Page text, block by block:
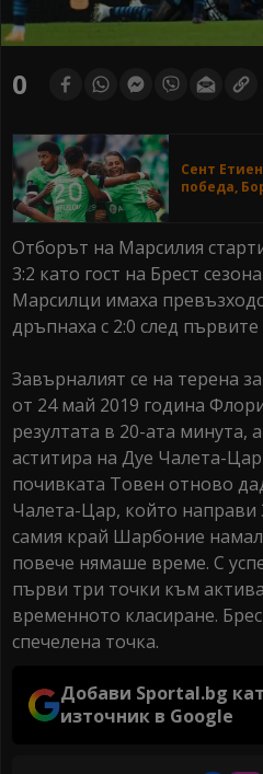
0
Сент
победа,
Отборът на Марсилия
3:2 като гост на Брест
Марсилци имаха
дръпнаха с 2:0 след
Завърналият се на терена
от 24 май 2019 година
резултата в 20-ата минута,
аститира на Дуе Чалета-
почивката Товен отново
Чалета-Цар, който направи
самия край Шарбоние
повече нямаше време. С
първи три точки към
временното класиране.
спечелена точка.
Добави Sportal.bg
източник в Google